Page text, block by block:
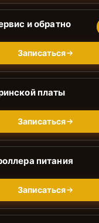
и обратно
Записаться
платы
Записаться
питания
Записаться